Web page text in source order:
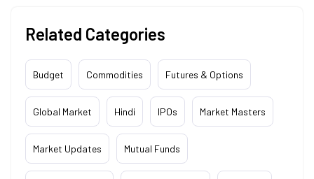
Related Categories
Budget Commodities Futures & Options
Global Market Hindi IPOs Market Masters
Market Updates Mutual Funds